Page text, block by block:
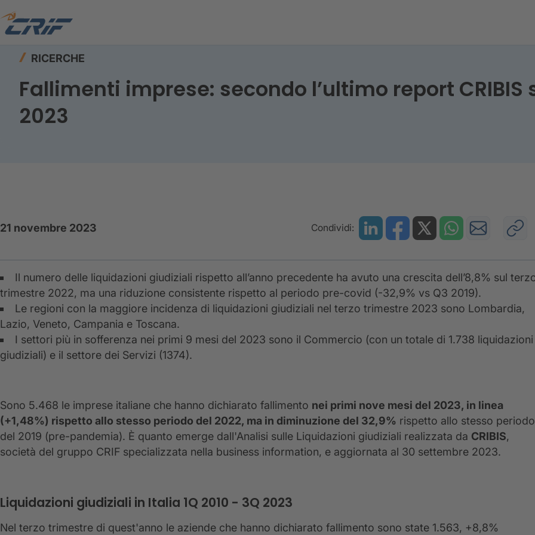
Home
RICERCHE
Fallimenti imprese: secondo l’ultimo report CRIBIS
2023
21 novembre 2023 Condividi:
Il numero delle liquidazioni giudiziali rispetto all’anno precedente ha avuto una crescita dell’8,8% sul
trimestre 2022, ma una riduzione consistente rispetto al periodo pre-covid (-32,9% vs Q3 2019).
Le regioni con la maggiore incidenza di liquidazioni giudiziali nel terzo trimestre 2023 sono Lombardia,
Lazio, Veneto, Campania e Toscana.
I settori più in sofferenza nei primi 9 mesi del 2023 sono il Commercio (con un totale di 1.738 liquidazioni
giudiziali) e il settore dei Servizi (1374).
Sono 5.468 le imprese italiane che hanno dichiarato fallimento nei primi nove mesi del 2023, in linea
(+1,48%) rispetto allo stesso periodo del 2022, ma in diminuzione del 32,9% rispetto allo stesso periodo
del 2019 (pre-pandemia). È quanto emerge dall'Analisi sulle Liquidazioni giudiziali realizzata da CRIBIS,
società del gruppo CRIF specializzata nella business information, e aggiornata al 30 settembre 2023.
Liquidazioni giudiziali in Italia 1Q 2010 - 3Q 2023
Nel terzo trimestre di quest'anno le aziende che hanno dichiarato fallimento sono state 1.563, +8,8%